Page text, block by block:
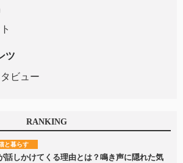
ツ
ビュー
RANKING
と暮らす
話しかけてくる理由とは？鳴き声に隠れた気